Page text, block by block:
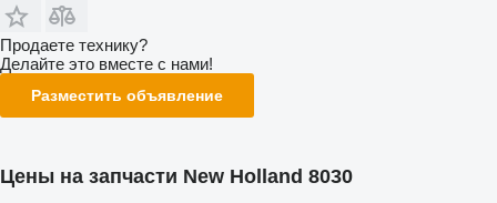
Продаете технику?
Делайте это вместе с нами!
Разместить объявление
Цены на запчасти New Holland 8030